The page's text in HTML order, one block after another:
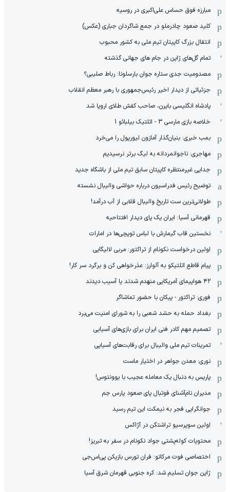
مبارزه فوق حساس علی‌اکبری در روسیه
کلید صعود چادرملو در جمع شاگردان جباری (عکس)
انتقال بزرگ کاپیتان تیم ملی به کشور محبوب
تمام گل‌های ژاپن در جام های جهانی گذشته
مصدومیت جدی ستاره جوان بارسلونا: رباط صلیبی؟
جزئیاتی از دیدار اخیر رئیس‌جمهوری با رهبر معظم انقلاب
پادشاه انگلیسی بایرن، صاحب کفش طلای اروپا شد
خلاصه بازی مارسی 3 - اتلتیک بیلبائو 1
بمب خبری: بنیان‌گذار آمازون لیورپول را می‌خرد
مهاجری: ناجوانمردانه به لیگ برتر نرسیدیم
جدایی غیرمنتظره کاپیتان سابق تیم ملی از باشگاه جدید
توضیح رئیس فدراسیون درباره حواشی والیبال نشسته
طولانی‌ترین ست تاریخ والیبال قلابی از آب درآمد!
قهرمانی آسیا: ایران یک پای دیدار افتتاحیه
نخستین قاب گیمارش با لباس توپچی‌ها در امارات
اولین درخواست نکونام از تراکتور: مربی لالیگایی
پیام قاطع اتلتیکو به آلوارز: عذرخواهی کن و برگرد سر کار!
۴۲ هواپیمای آمریکایی منهدم شدند یا آسیب دیدند
فوری: تراکتور - پیکان با حضور تماشاگر
بغداد حمله به حشد شعبی را به شورای امنیت می‌برد
تصمیم مهم کادر فنی ایران برای بازی‌های آسیایی
تمرینات تیم ملی والیبال برای رقابت‌های آسیایی
نوری: معدن جواهر در اختیار ماست
پاریس به دنبال یک معامله عجیب با یوونتوس!
مدیران نام‌آشنای فوتبال پای صعود پارس جم
جوانگرایی فجر به نیمکت این تیم رسید
اولین سوپرسیو تراشتگن در آژاکس
محتویات کوله‌پشتی جواد نکونام در سفر به تبریز!
اختصاصی فوت مرکاتو: فران تورس بازیکن پی‌اس‌جی
ژاپن جوان تسلیم شد: کره جنوبی قهرمان شرق آسیا